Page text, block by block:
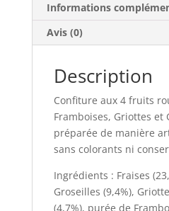
Informations
Avis (0)
Description
Confiture aux 4 fruits
Framboises, Griottes et
préparée de manière
sans colorants ni
Ingrédients : Fraises
Groseilles (9,4%),
(4,7%), purée de